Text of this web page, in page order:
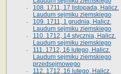
108. 1711, 17 listopada, Halicz.
Laudum sejmiku ziemskiego
109. 1711, 1 grudnia, Halicz.
Laudum sejmiku ziemskiego
110. 1712, 14 stycznia, Halicz.
Laudum sejmiku ziemskiego
111. 1712, 16 lutego, Halicz.
Laudum sejmiku ziemskiego
przedsejmowego
112. 1712, 16 lutego, Halicz.